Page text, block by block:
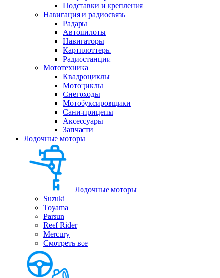
Подставки и крепления
Навигация и радиосвязь
Радары
Автопилоты
Навигаторы
Картплоттеры
Радиостанции
Мототехника
Квадроциклы
Мотоциклы
Снегоходы
Мотобуксировщики
Сани-прицепы
Аксессуары
Запчасти
Лодочные моторы
Лодочные моторы
Suzuki
Toyama
Parsun
Reef Rider
Mercury
Смотреть все